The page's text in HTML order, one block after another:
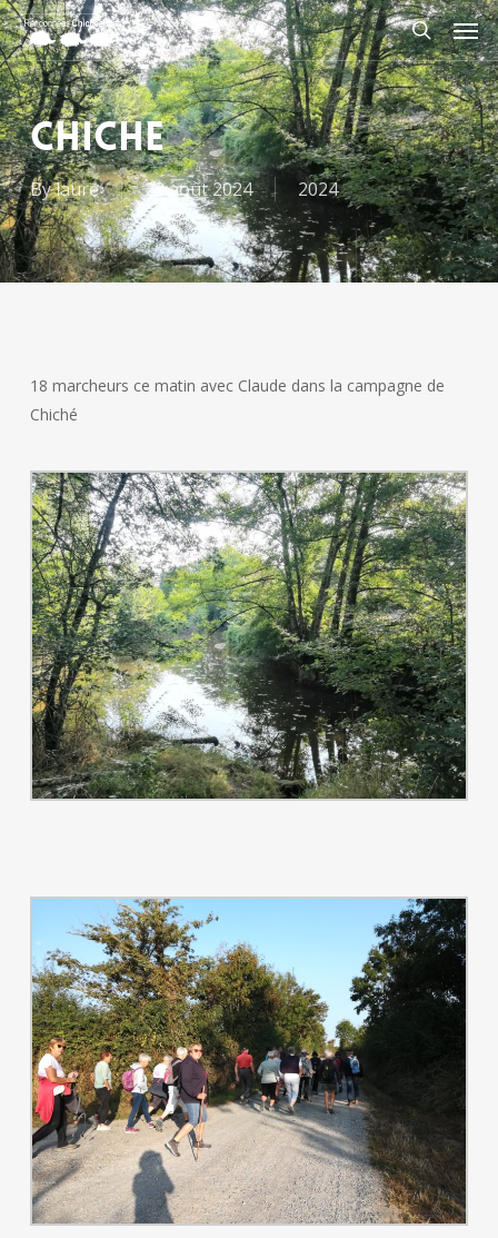
Skip
to
main
content
search
CHICHE
Bylaure 22 août 2024 2024
18 marcheurs ce matin avec Claude dans la campagne de
Chiché